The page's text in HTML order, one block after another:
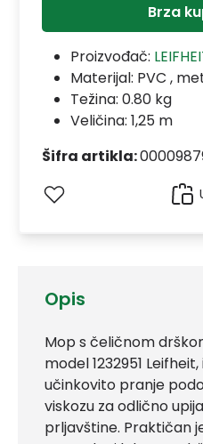
Opis
Mop s čeličnom
model 1232951
učinkovito pranje
viskozu za odlično
prljavštine. Praktičan
Brza
Proizvođač:
Materijal: PVC ,
Težina: 0.80 kg
Veličina: 1,25 m
Šifra artikla: